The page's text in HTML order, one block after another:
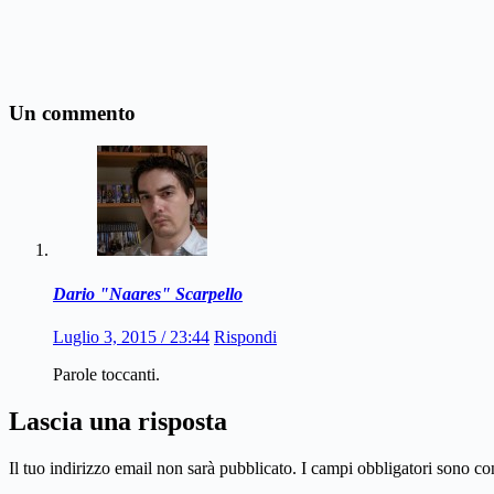
Un commento
Dario "Naares" Scarpello
Luglio 3, 2015 / 23:44 Rispondi
Parole toccanti.
Lascia una risposta
Il tuo indirizzo email non sarà pubblicato. I campi obbligatori sono